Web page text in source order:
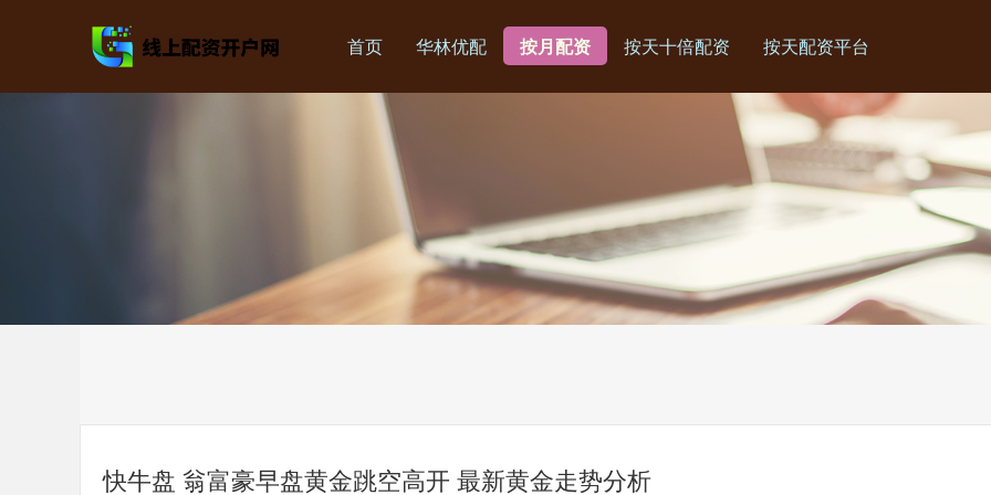
首页 华林优配 按月配资 按天十倍配资 按天配资平台
快牛盘 翁富豪早盘黄金跳空高开 最新黄金走势分析